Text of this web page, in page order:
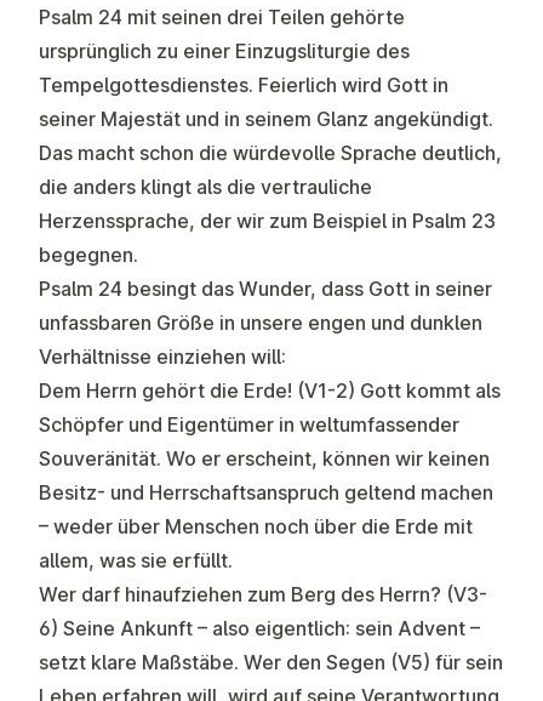
Psalm 24 mit seinen drei Teilen gehörte
ursprünglich zu einer Einzugsliturgie des
Tempelgottesdienstes. Feierlich wird Gott in
seiner Majestät und in seinem Glanz angekündigt.
Das macht schon die würdevolle Sprache deutlich,
die anders klingt als die vertrauliche
Herzenssprache, der wir zum Beispiel in Psalm 23
begegnen.
Psalm 24 besingt das Wunder, dass Gott in seiner
unfassbaren Größe in unsere engen und dunklen
Verhältnisse einziehen will:
Dem Herrn gehört die Erde! (V1-2) Gott kommt als
Schöpfer und Eigentümer in weltumfassender
Souveränität. Wo er erscheint, können wir keinen
Besitz- und Herrschaftsanspruch geltend machen
– weder über Menschen noch über die Erde mit
allem, was sie erfüllt.
Wer darf hinaufziehen zum Berg des Herrn? (V3-
6) Seine Ankunft – also eigentlich: sein Advent –
setzt klare Maßstäbe. Wer den Segen (V5) für sein